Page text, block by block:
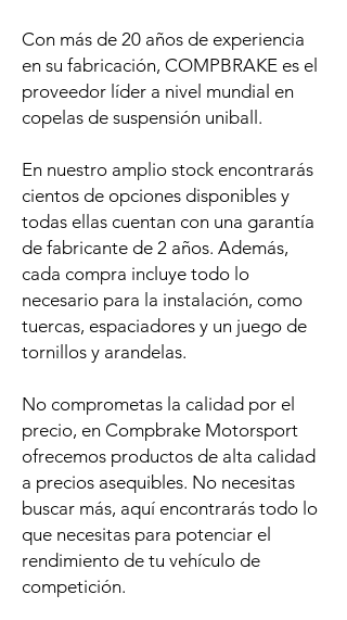
Con más de 20 años de experiencia
en su fabricación, COMPBRAKE es el
proveedor líder a nivel mundial en
copelas de suspensión uniball.
En nuestro amplio stock encontrarás
cientos de opciones disponibles y
todas ellas cuentan con una garantía
de fabricante de 2 años. Además,
cada compra incluye todo lo
necesario para la instalación, como
tuercas, espaciadores y un juego de
tornillos y arandelas.
No comprometas la calidad por el
precio, en Compbrake Motorsport
ofrecemos productos de alta calidad
a precios asequibles. No necesitas
buscar más, aquí encontrarás todo lo
que necesitas para potenciar el
rendimiento de tu vehículo de
competición.